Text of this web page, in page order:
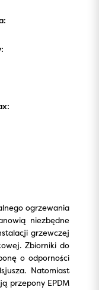
ogrzewania
niezbędne
grzewczej
Zbiorniki do
o odporności
Natomiast
przepony EPDM